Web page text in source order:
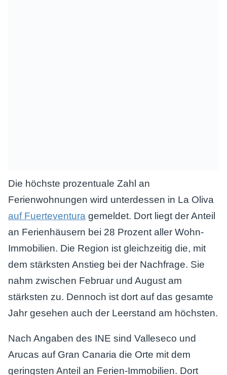
Die höchste prozentuale Zahl an
Ferienwohnungen wird unterdessen in La Oliva
auf Fuerteventura gemeldet. Dort liegt der Anteil
an Ferienhäusern bei 28 Prozent aller Wohn-
Immobilien. Die Region ist gleichzeitig die, mit
dem stärksten Anstieg bei der Nachfrage. Sie
nahm zwischen Februar und August am
stärksten zu. Dennoch ist dort auf das gesamte
Jahr gesehen auch der Leerstand am höchsten.
Nach Angaben des INE sind Valleseco und
Arucas auf Gran Canaria die Orte mit dem
geringsten Anteil an Ferien-Immobilien. Dort